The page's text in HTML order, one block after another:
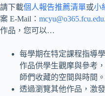
請下載個人報告推薦清單或小
案 E-Mail：
作品，您可以…
每學期在特定課程指導
作品供學生觀摩與參考
師們收藏的空間與時間。
透過瀏覽其他作品，激